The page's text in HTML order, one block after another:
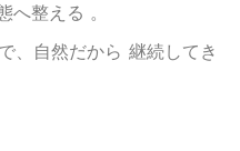
へ整える 。
、自然だから 継続してき